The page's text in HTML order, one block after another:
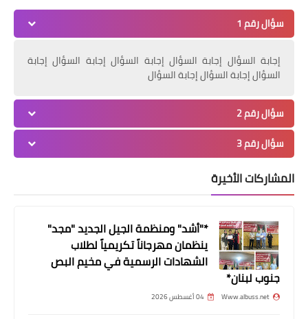
أخبار متنوعة
النائب أسامة سعد يهاتف مدير المسجد
الأقصى: الشعب اللبناني يدعم النضال
الفلسطيني
سؤال رقم 1
إجابة السؤال إجابة السؤال إجابة السؤال إجابة السؤال إجابة
السؤال إجابة السؤال إجابة السؤال
سؤال رقم 2
سؤال رقم 3
المشاركات الأخيرة
*"أشد" ومنظمة الجيل الجديد "مجد"
ينظمان مهرجاناً تكريمياً لطلاب
الشهادات الرسمية في مخيم البص
جنوب لبنان*
Www.albuss.net 04 أغسطس 2026